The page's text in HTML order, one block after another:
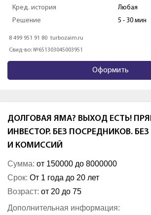
Кред. история
Любая
Решение
5 - 30 мин
8 499 951 91 80 turbozaim.ru
Свид-во: №651303045003951
Оформить
ДОЛГОВАЯ ЯМА? ВЫХОД ЕСТЬ!
ИНВЕСТОР. БЕЗ ПОСРЕДНИКОВ.
И КОМИССИЙ
Сумма: от 150000 до 8000000
Срок: От 1 года до 20 лет
Возраст: от 20 до 75
Дополнительная информация: